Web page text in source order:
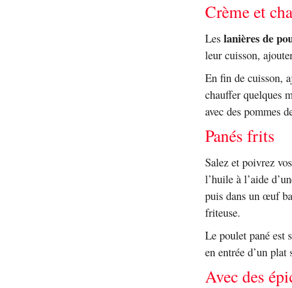
Crème et
Les lanières de
leur cuisson,
En fin de cuisson,
chauffer quelques
avec des pommes
Panés frits
Salez et poivrez
l’huile à l’aide
puis dans un œuf
friteuse.
Le poulet pané est
en entrée d’un plat
Avec des